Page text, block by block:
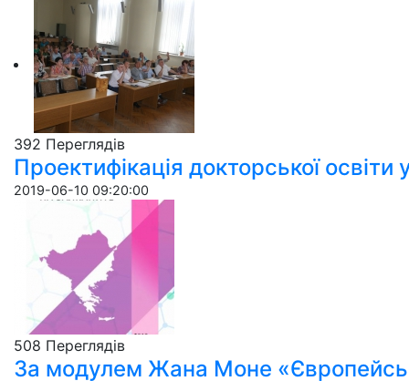
392 Пере­гля­дів
Проектифікація докторської освіти у
2019-06-10 09:20:00
508 Пере­гля­дів
За модулем Жана Моне